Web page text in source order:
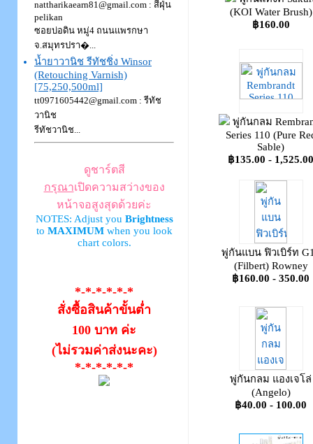
nattharikaearn81@gmail.com : สีฝุ่น
pelikan
ซอยบ่อดิน หมู่4 ถนนแพรกษา
จ.สมุทรปรา�...
น้ำยาวานิช รีทัชชิ่ง Winsor
(Retouching Varnish)
[75,250,500ml]
tt0971605442@gmail.com : รีทัช
วานิช
รีทัชวานิช...
ดูชาร์ตสี
กรุณาเปิดความสว่างของ
หน้าจอสูงสุดด้วยค่ะ
NOTES: Adjust you Brightness
to MAXIMUMwhen you look
chart colors.
*-*-*-*-*-*
สั่งซื้อสินค้าขั้นต่ำ
100 บาท ค่ะ
(ไม่รวมค่าส่งนะคะ)
*-*-*-*-*-*
(KOI Water Brush)
฿160.00
พู่กันกลม
Series 110 (Pure
Sable)
฿135.00 - 1,525.00
พู่กันแบน ฟิวเบิร์ท
(Filbert) Rowney
฿160.00 - 350.00
พู่กันกลม แองเจโล่
(Angelo)
฿40.00 - 100.00